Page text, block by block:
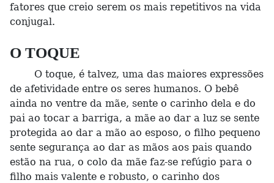
fatores que creio serem os mais repetitivos na vida
conjugal.
O TOQUE
O toque, é talvez, uma das maiores expressões
de afetividade entre os seres humanos. O bebê
ainda no ventre da mãe, sente o carinho dela e do
pai ao tocar a barriga, a mãe ao dar a luz se sente
protegida ao dar a mão ao esposo, o filho pequeno
sente segurança ao dar as mãos aos pais quando
estão na rua, o colo da mãe faz-se refúgio para o
filho mais valente e robusto, o carinho dos